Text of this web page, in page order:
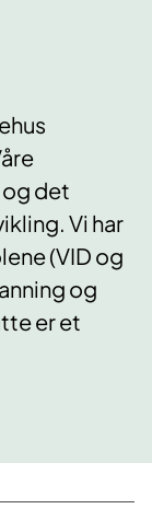
og det
Vi har
(VID og
og
er et